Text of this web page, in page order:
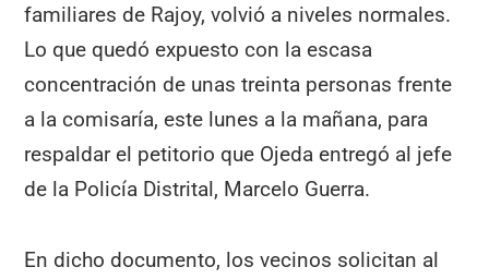
familiares de Rajoy, volvió a niveles normales.
Lo que quedó expuesto con la escasa
concentración de unas treinta personas frente
a la comisaría, este lunes a la mañana, para
respaldar el petitorio que Ojeda entregó al jefe
de la Policía Distrital, Marcelo Guerra.
En dicho documento, los vecinos solicitan al